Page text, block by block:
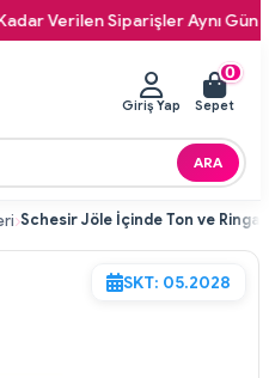
Siparişler Aynı Gün
ARA
Giriş Yap
0
Sepet
SKT: 05.2028